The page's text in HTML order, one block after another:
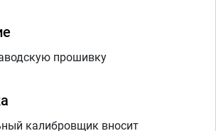
прошивку
калибровщик вносит